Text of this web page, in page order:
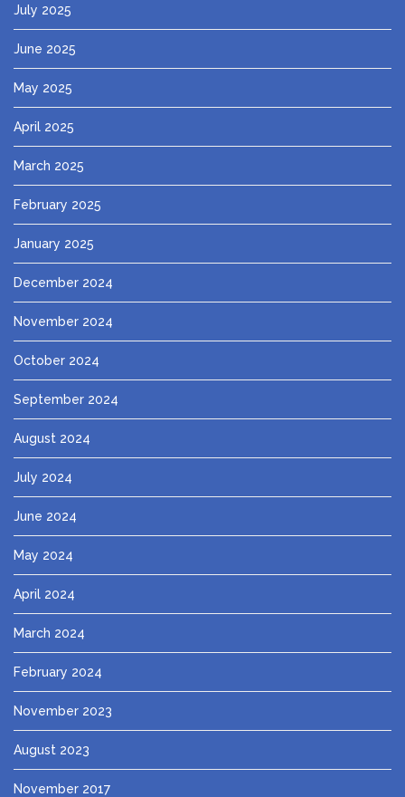
July 2025
June 2025
May 2025
April 2025
March 2025
February 2025
January 2025
December 2024
November 2024
October 2024
September 2024
August 2024
July 2024
June 2024
May 2024
April 2024
March 2024
February 2024
November 2023
August 2023
November 2017